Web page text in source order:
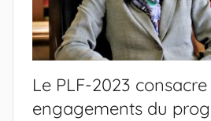
Le PLF-2023 consacre
engagements du